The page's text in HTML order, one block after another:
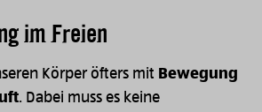
im Freien
Körper öfters mit Bewegung
. Dabei muss es keine